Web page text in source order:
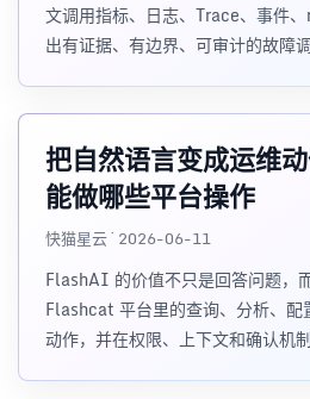
文调用指标、日志、Trace、事件
出有证据、有边界、可审计的故障调
把自然语言变成运维
能做哪些平台操作
快猫星云 · 2026-06-11
FlashAI 的价值不只是回答问题，
Flashcat 平台里的查询、分析、配
动作，并在权限、上下文和确认机